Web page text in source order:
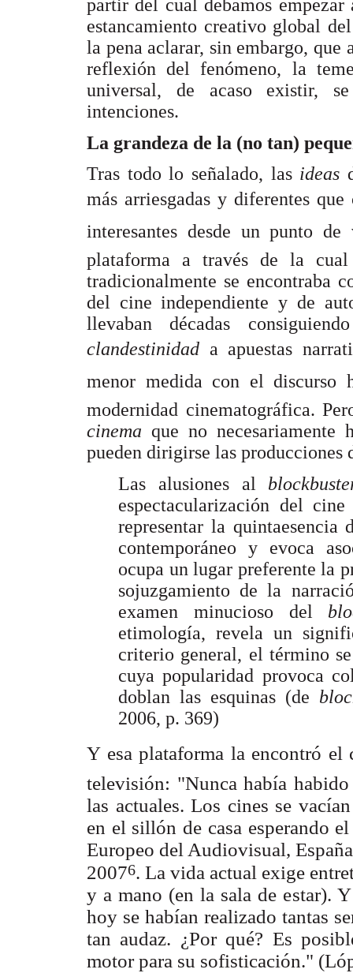
partir del cual debamos empezar
estancamiento creativo global
la pena aclarar, sin embargo, que
reflexión del fenómeno, la
universal, de acaso existir,
intenciones.
La grandeza de la (no tan)
Tras todo lo señalado, las ideas
más arriesgadas y diferentes
interesantes desde un punto
plataforma a través de la
tradicionalmente se encontraba
del cine independiente y de
llevaban décadas
clandestinidad a apuestas
menor medida con el discurso
modernidad cinematográfica.
cinema que no
pueden dirigirse las producciones
Las alusiones al
espectacularización del
representar la
contemporáneo y evoca
ocupa un lugar preferente la
sojuzgamiento de la
examen minucioso del
etimología, revela un
criterio general, el término
cuya popularidad provoca
doblan las esquinas (de
2006, p. 369)
Y esa plataforma la encontró
televisión: "Nunca había
las actuales. Los cines se
en el sillón de casa esperando
Europeo del Audiovisual,
20076. La vida actual exige
y a mano (en la sala de estar).
hoy se habían realizado tantas
tan audaz. ¿Por qué? Es
motor para su sofisticación."